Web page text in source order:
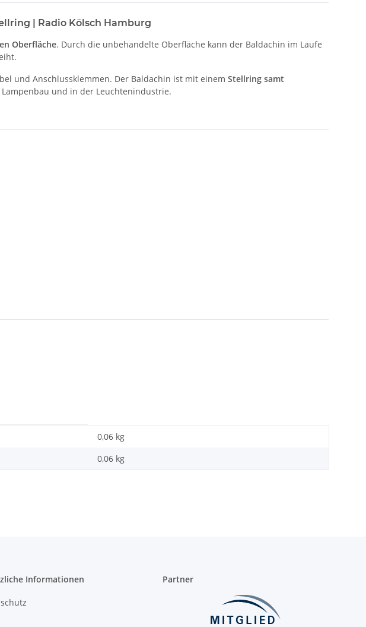
| Radio Kölsch Hamburg
Oberfläche. Durch die unbehandelte Oberfläche kann der Baldachin im Laufe
und Anschlussklemmen. Der Baldachin ist mit einem Stellring samt
und in der Leuchtenindustrie.
0,06 kg
0,06 kg
Informationen Partner